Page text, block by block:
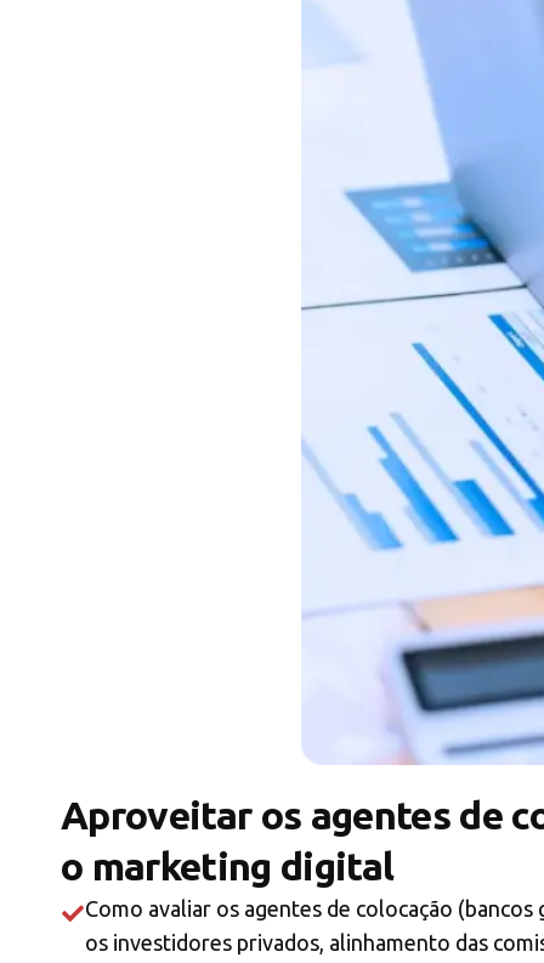
Aproveitar os agentes de
o marketing digital
Como avaliar os agentes de colocação
os investidores privados, alinhamento das